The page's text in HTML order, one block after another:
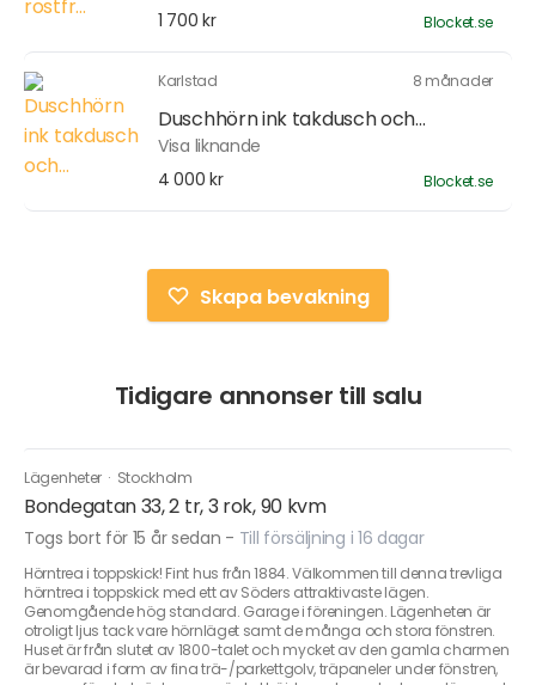
1 700 kr
Blocket.se
Karlstad 8 månader
Duschhörn ink takdusch och...
Visa liknande
4 000 kr
Blocket.se
Skapa bevakning
Tidigare annonser till salu
Lägenheter · Stockholm
Bondegatan 33, 2 tr, 3 rok, 90 kvm
Togs bort för 15 år sedan - Till försäljning i 16 dagar
Hörntrea i toppskick! Fint hus från 1884. Välkommen till denna trevliga
hörntrea i toppskick med ett av Söders attraktivaste lägen.
Genomgående hög standard. Garage i föreningen. Lägenheten är
otroligt ljus tack vare hörnläget samt de många och stora fönstren.
Huset är från slutet av 1800-talet och mycket av den gamla charmen
är bevarad i form av fina trä-/parkettgolv, träpaneler under fönstren,